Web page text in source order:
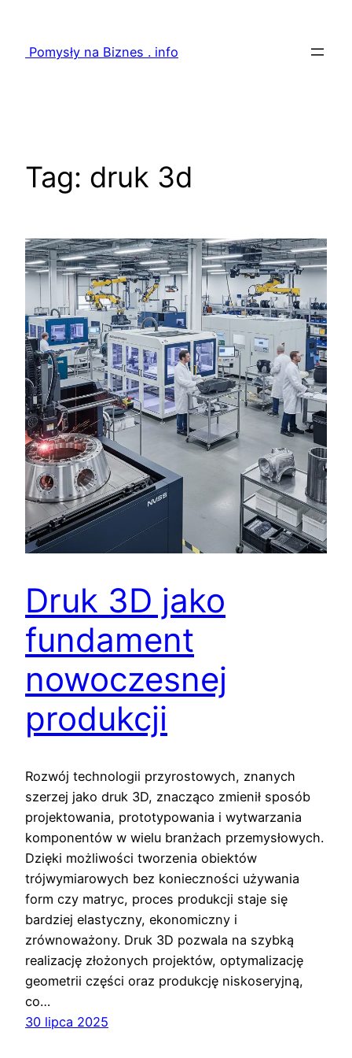
treściPomysły na Biznes . info
Tag: druk 3d
Druk 3D jako
fundament
nowoczesnej
produkcji
Rozwój technologii przyrostowych, znanych
szerzej jako druk 3D, znacząco zmienił sposób
projektowania, prototypowania i wytwarzania
komponentów w wielu branżach przemysłowych.
Dzięki możliwości tworzenia obiektów
trójwymiarowych bez konieczności używania
form czy matryc, proces produkcji staje się
bardziej elastyczny, ekonomiczny i
zrównoważony. Druk 3D pozwala na szybką
realizację złożonych projektów, optymalizację
geometrii części oraz produkcję niskoseryjną,
co…
30 lipca 2025